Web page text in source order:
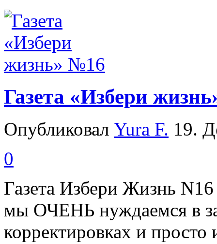
Газета «Избери
Опубликовал Yura F. 19.
0
Газета Избери Жизнь
мы ОЧЕНЬ нуждаемся в
корректировках и